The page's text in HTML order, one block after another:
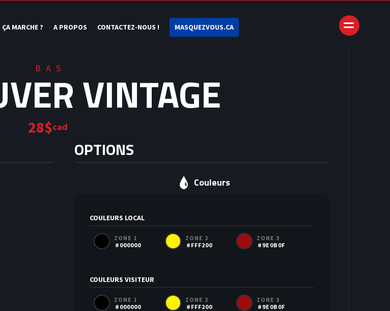
MARCHE ? A PROPOS CONTACTEZ-NOUS ! MASQUEZVOUS.CA
BAS VINTAGE
28$cad
OPTIONS
Couleurs
COULEURS LOCAL
ZONE 1
#000000
ZONE 2
#FFF200
ZONE 3
#9E0B0F
COULEURS VISITEUR
ZONE 1
#000000
ZONE 2
#FFF200
ZONE 3
#9E0B0F